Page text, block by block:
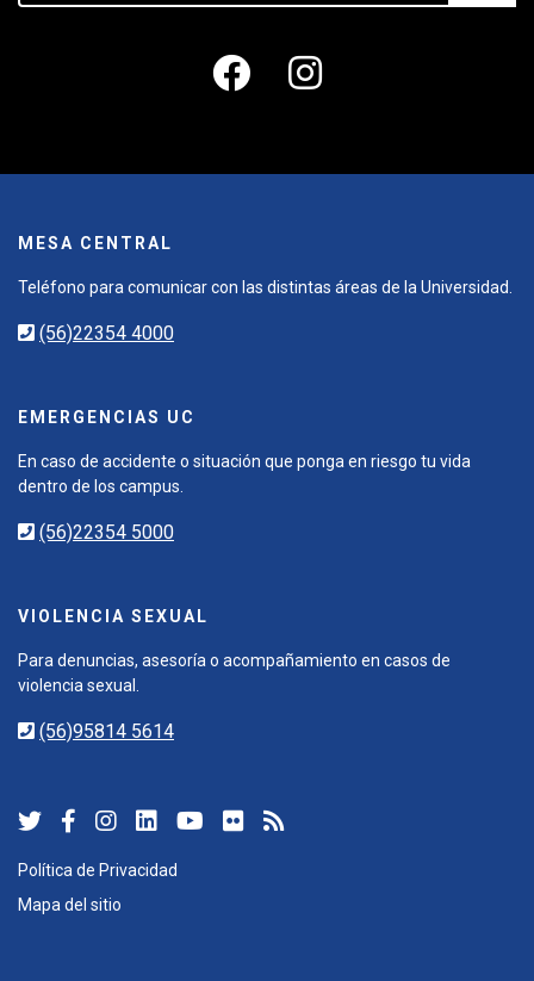
MESA CENTRAL
Teléfono para comunicar con las distintas áreas de la Universidad.
(56)22354 4000
EMERGENCIAS UC
En caso de accidente o situación que ponga en riesgo tu vida
dentro de los campus.
(56)22354 5000
VIOLENCIA SEXUAL
Para denuncias, asesoría o acompañamiento en casos de
violencia sexual.
(56)95814 5614
Política de Privacidad
Mapa del sitio